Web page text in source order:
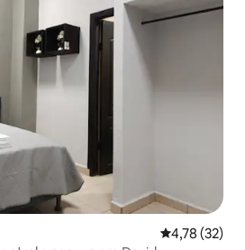
4,78 de uma
4,78 (32)